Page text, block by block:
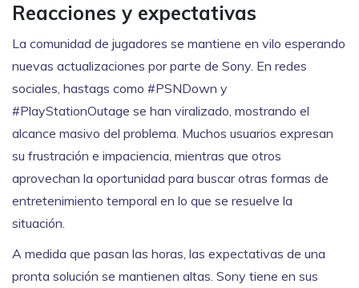
Reacciones y expectativas
La comunidad de jugadores se mantiene en vilo esperando
nuevas actualizaciones por parte de Sony. En redes
sociales, hastags como #PSNDown y
#PlayStationOutage se han viralizado, mostrando el
alcance masivo del problema. Muchos usuarios expresan
su frustración e impaciencia, mientras que otros
aprovechan la oportunidad para buscar otras formas de
entretenimiento temporal en lo que se resuelve la
situación.
A medida que pasan las horas, las expectativas de una
pronta solución se mantienen altas. Sony tiene en sus